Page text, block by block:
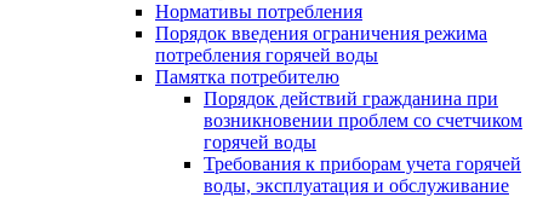
Нормативы потребления
Порядок введения ограничения режима
потребления горячей воды
Памятка потребителю
Порядок действий гражданина при
возникновении проблем со счетчиком
горячей воды
Требования к приборам учета горячей
воды, эксплуатация и обслуживание